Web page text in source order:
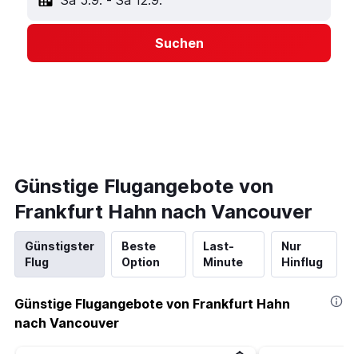
Suchen
Günstige Flugangebote von
Frankfurt Hahn nach Vancouver
Günstigster
Flug
Beste
Option
Last-
Minute
Nur
Hinflug
Günstige Flugangebote von Frankfurt Hahn
nach Vancouver